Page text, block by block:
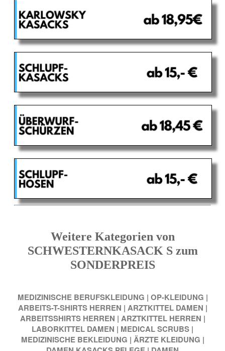
Weitere Kategorien von
SCHWESTERNKASACK S zum
SONDERPREIS
MEDIZINISCHE BERUFSKLEIDUNG | OP-KLEIDUNG |
ARBEITS-T-SHIRTS HERREN | ARZTKITTEL DAMEN |
ARBEITSSHIRTS HERREN | ARZTKITTEL HERREN |
LABORKITTEL DAMEN | MEDICAL SCRUBS |
MEDIZINISCHE BEKLEIDUNG | ÄRZTE KLEIDUNG |